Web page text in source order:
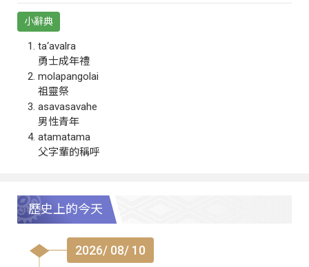
小辭典
ta‘avalra
勇士成年禮
molapangolai
祖靈祭
asavasavahe
男性青年
atamatama
父字輩的稱呼
歷史上的今天
2026/ 08/ 10